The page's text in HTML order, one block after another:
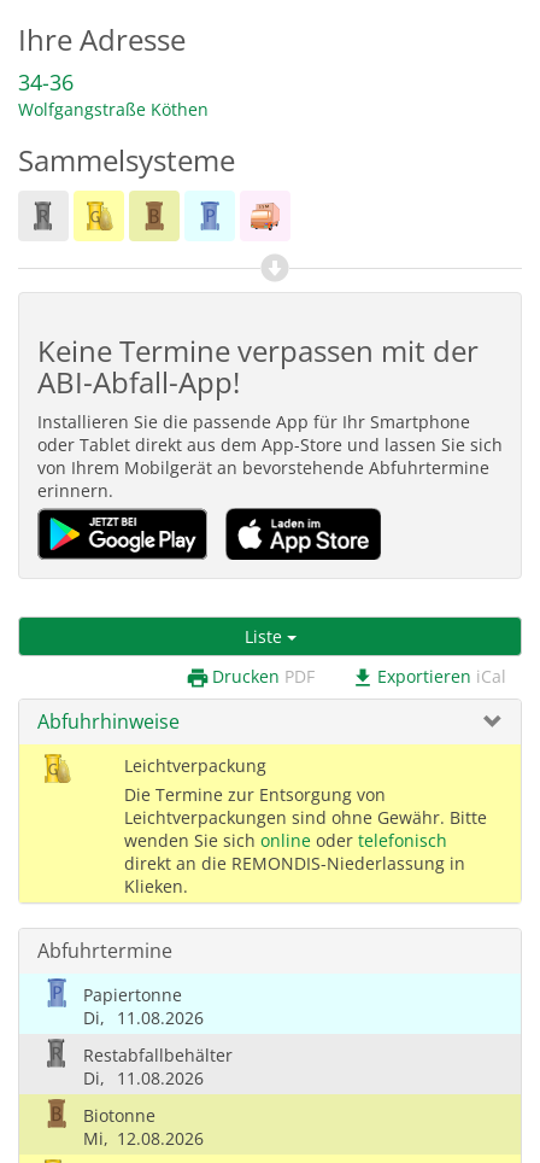
Ihre Adresse
34-36
Wolfgangstraße Köthen
Sammelsysteme
Keine Termine verpassen mit der
ABI-Abfall-App!
Installieren Sie die passende App für Ihr Smartphone
oder Tablet direkt aus dem App-Store und lassen Sie sich
von Ihrem Mobilgerät an bevorstehende Abfuhrtermine
erinnern.
Liste
print Drucken PDF download Exportieren iCal
Abfuhrhinweise
Leichtverpackung
Die Termine zur Entsorgung von
Leichtverpackungen sind ohne Gewähr. Bitte
wenden Sie sich online oder telefonisch
direkt an die REMONDIS-Niederlassung in
Klieken.
Abfuhrtermine
Papiertonne
Di,
11.08.2026
Restabfallbehälter
Di,
11.08.2026
Biotonne
Mi, 12.08.2026